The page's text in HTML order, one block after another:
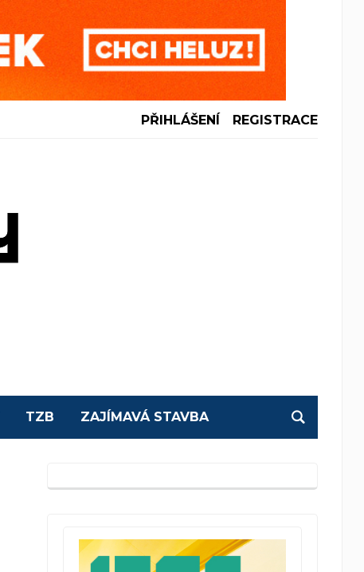
PŘIHLÁŠENÍ REGISTRACE
TZB ZAJÍMAVÁ STAVBA